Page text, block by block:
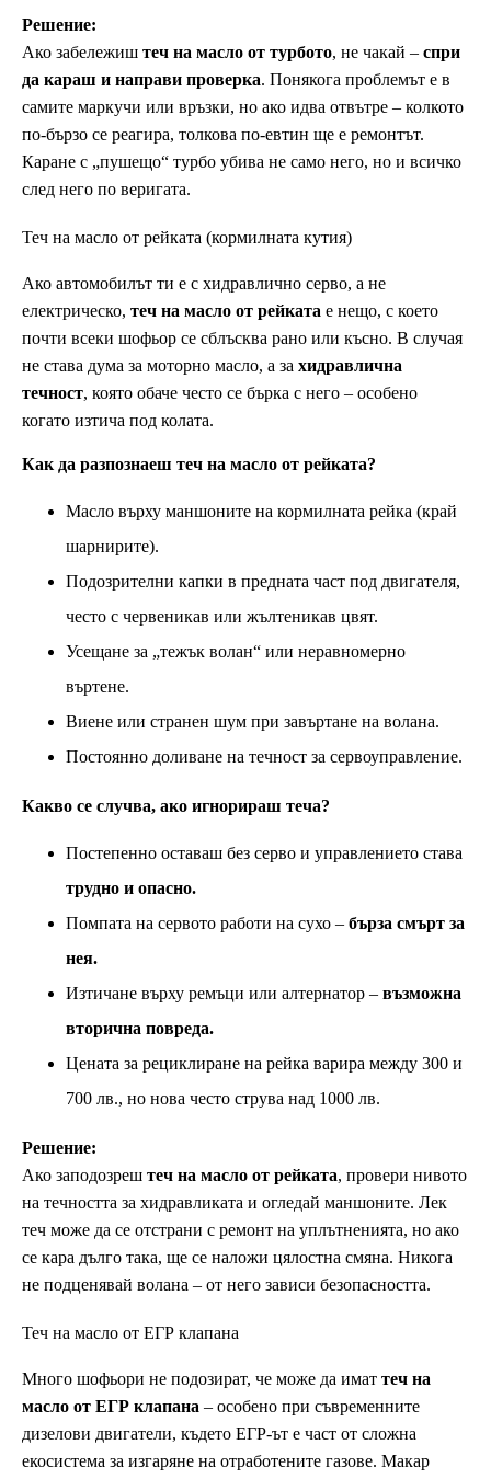
Решение:
Ако забележиш теч на масло от турбото, не чакай – спри
да караш и направи проверка. Понякога проблемът е в
самите маркучи или връзки, но ако идва отвътре – колкото
по-бързо се реагира, толкова по-евтин ще е ремонтът.
Каране с „пушещо“ турбо убива не само него, но и всичко
след него по веригата.
Теч на масло от рейката (кормилната кутия)
Ако автомобилът ти е с хидравлично серво, а не
електрическо, теч на масло от рейката е нещо, с което
почти всеки шофьор се сблъсква рано или късно. В случая
не става дума за моторно масло, а за хидравлична
течност, която обаче често се бърка с него – особено
когато изтича под колата.
Как да разпознаеш теч на масло от рейката?
Масло върху маншоните на кормилната рейка (край
шарнирите).
Подозрителни капки в предната част под двигателя,
често с червеникав или жълтеникав цвят.
Усещане за „тежък волан“ или неравномерно
въртене.
Виене или странен шум при завъртане на волана.
Постоянно доливане на течност за сервоуправление.
Какво се случва, ако игнорираш теча?
Постепенно оставаш без серво и управлението става
трудно и опасно.
Помпата на сервото работи на сухо – бърза смърт за
нея.
Изтичане върху ремъци или алтернатор – възможна
вторична повреда.
Цената за рециклиране на рейка варира между 300 и
700 лв., но нова често струва над 1000 лв.
Решение:
Ако заподозреш теч на масло от рейката, провери нивото
на течността за хидравликата и огледай маншоните. Лек
теч може да се отстрани с ремонт на уплътненията, но ако
се кара дълго така, ще се наложи цялостна смяна. Никога
не подценявай волана – от него зависи безопасността.
Теч на масло от ЕГР клапана
Много шофьори не подозират, че може да имат теч на
масло от ЕГР клапана – особено при съвременните
дизелови двигатели, където ЕГР-ът е част от сложна
екосистема за изгаряне на отработените газове. Макар